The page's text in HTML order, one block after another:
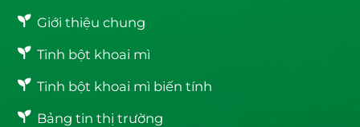
Giới thiệu chung
Tinh bột khoai mì
Tinh bột khoai mì biến tính
Bảng tin thị trường